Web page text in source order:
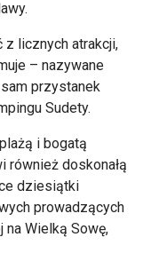
licznych atrakcji,
– nazywane
przystanek
Sudety.
i bogatą
również doskonałą
dziesiątki
prowadzących
na Wielką Sowę,